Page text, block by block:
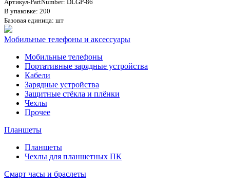
Артикул-PartNumber: DLGP-86
В упаковке: 200
Базовая единица: шт
Мобильные телефоны и аксессуары
Мобильные телефоны
Портативные зарядные устройства
Кабели
Зарядные устройства
Защитные стёкла и плёнки
Чехлы
Прочее
Планшеты
Планшеты
Чехлы для планшетных ПК
Смарт часы и браслеты